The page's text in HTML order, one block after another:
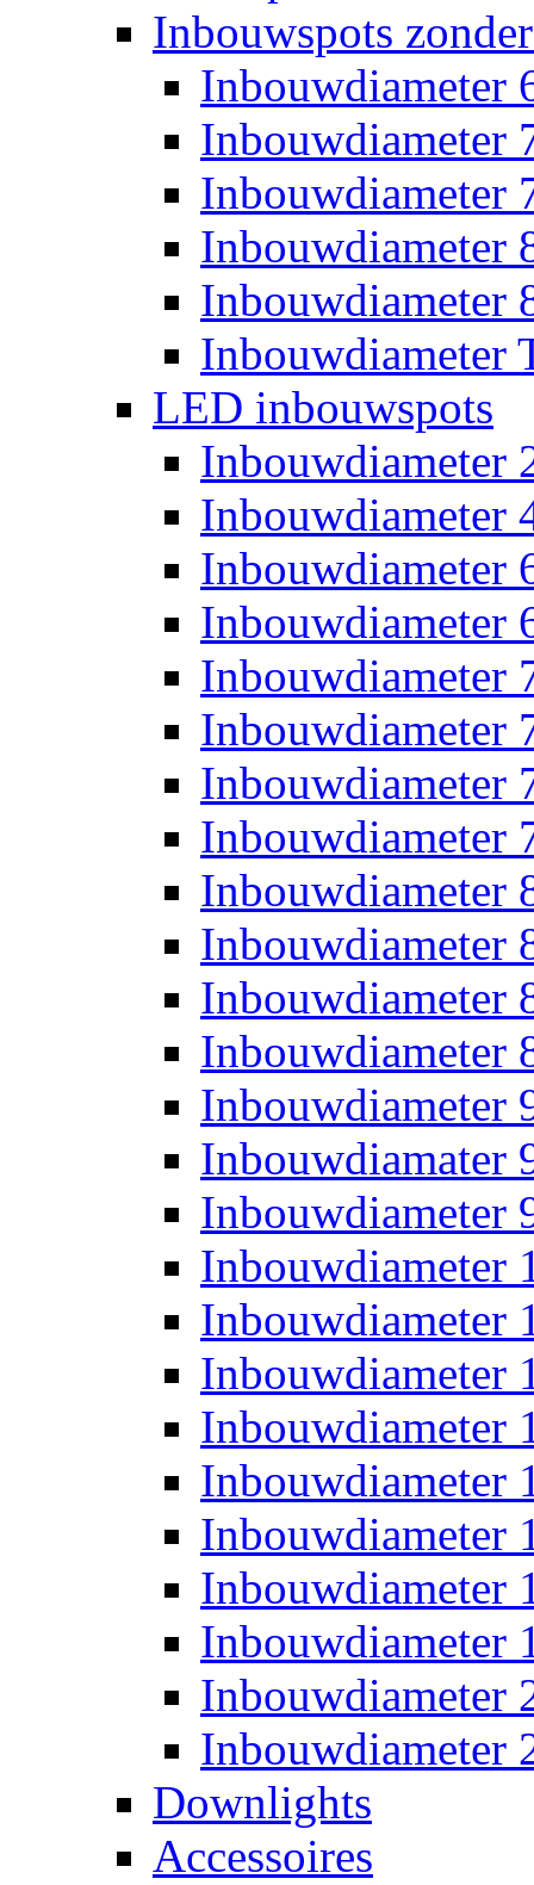
Inbouwspots
Inbouwdiameter
Inbouwdiameter
Inbouwdiameter
Inbouwdiameter
Inbouwdiameter
Inbouwdiameter
LED inbouwspots
Inbouwdiameter
Inbouwdiameter
Inbouwdiameter
Inbouwdiameter
Inbouwdiameter
Inbouwdiameter
Inbouwdiameter
Inbouwdiameter
Inbouwdiameter
Inbouwdiameter
Inbouwdiameter
Inbouwdiameter
Inbouwdiameter
Inbouwdiamater
Inbouwdiameter
Inbouwdiameter
Inbouwdiameter
Inbouwdiameter
Inbouwdiameter
Inbouwdiameter
Inbouwdiameter
Inbouwdiameter
Inbouwdiameter
Inbouwdiameter
Inbouwdiameter
Downlights
Accessoires